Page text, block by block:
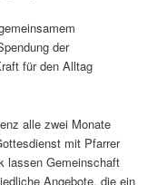
der
für den Alltag
alle zwei Monate
mit Pfarrer
lassen Gemeinschaft
Angebote, die ein